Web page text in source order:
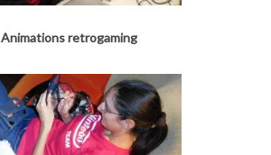
Animations retrogaming